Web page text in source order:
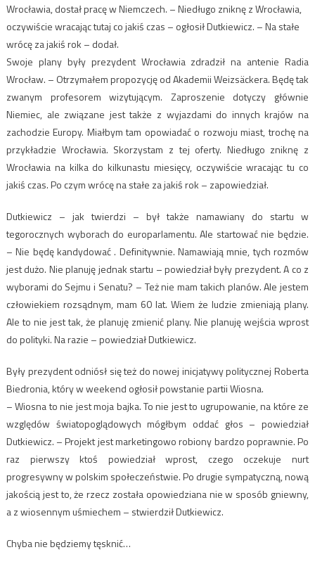
Wrocławia, dostał pracę w Niemczech. – Niedługo zniknę z Wrocławia,
oczywiście wracając tutaj co jakiś czas – ogłosił Dutkiewicz. – Na stałe
wrócę za jakiś rok – dodał.
Swoje plany były prezydent Wrocławia zdradził na antenie Radia
Wrocław. – Otrzymałem propozycję od Akademii Weizsäckera. Będę tak
zwanym profesorem wizytującym. Zaproszenie dotyczy głównie
Niemiec, ale związane jest także z wyjazdami do innych krajów na
zachodzie Europy. Miałbym tam opowiadać o rozwoju miast, trochę na
przykładzie Wrocławia. Skorzystam z tej oferty. Niedługo zniknę z
Wrocławia na kilka do kilkunastu miesięcy, oczywiście wracając tu co
jakiś czas. Po czym wrócę na stałe za jakiś rok – zapowiedział.
Dutkiewicz – jak twierdzi – był także namawiany do startu w
tegorocznych wyborach do europarlamentu. Ale startować nie będzie.
– Nie będę kandydować . Definitywnie. Namawiają mnie, tych rozmów
jest dużo. Nie planuję jednak startu – powiedział były prezydent. A co z
wyborami do Sejmu i Senatu? – Też nie mam takich planów. Ale jestem
człowiekiem rozsądnym, mam 60 lat. Wiem że ludzie zmieniają plany.
Ale to nie jest tak, że planuję zmienić plany. Nie planuję wejścia wprost
do polityki. Na razie – powiedział Dutkiewicz.
Były prezydent odniósł się też do nowej inicjatywy politycznej Roberta
Biedronia, który w weekend ogłosił powstanie partii Wiosna.
– Wiosna to nie jest moja bajka. To nie jest to ugrupowanie, na które ze
względów światopoglądowych mógłbym oddać głos – powiedział
Dutkiewicz. – Projekt jest marketingowo robiony bardzo poprawnie. Po
raz pierwszy ktoś powiedział wprost, czego oczekuje nurt
progresywny w polskim społeczeństwie. Po drugie sympatyczną, nową
jakością jest to, że rzecz została opowiedziana nie w sposób gniewny,
a z wiosennym uśmiechem – stwierdził Dutkiewicz.
Chyba nie będziemy tęsknić…